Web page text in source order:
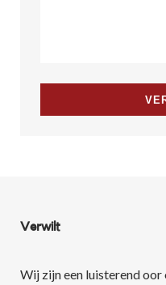
Verwilt
Wij zijn een luisterend oor